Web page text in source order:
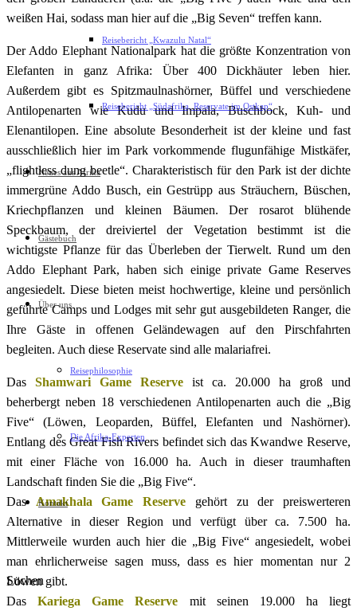
Reisebericht „Kwazulu Natal“
Reisebericht „Südafrika, Reservate im Ostkap“
Neues aus Afrika
Gästebuch
Über uns
Reisephilosophie
Die Afrika-Experten
Kontakt
Suchen
weißen Hai, sodass man hier auf die „Big Seven“ treffen kann.
Der Addo Elephant Nationalpark hat die größte Konzentration von
Elefanten in ganz Afrika: Über 400 Dickhäuter leben hier.
Außerdem gibt es Spitzmaulnashörner, Büffel und verschiedene
Antilopenarten wie Kudu und Impala, Buschbock, Kuh- und
Elenantilopen. Eine absolute Besonderheit ist der kleine und fast
ausschließlich hier im Park vorkommende flugunfähige Mistkäfer,
„flightless dung beetle“. Charakteristisch für den Park ist der dichte
immergrüne Addo Busch, ein Gestrüpp aus Sträuchern, Büschen,
Kriechpflanzen und kleinen Bäumen. Der rosarot blühende
Speckbaum, der dreiviertel der Vegetation bestimmt ist die
wichtigste Pflanze für das Überleben der Tierwelt. Rund um den
Addo Elephant Park, haben sich einige private Game Reserves
angesiedelt. Diese bieten meist hochwertige, kleine und persönlich
geführte Camps und Lodges mit sehr gut ausgebildeten Ranger, die
Ihre Gäste in offenen Geländewagen auf den Pirschfahrten
begleiten. Auch diese Reservate sind alle malariafrei.
Das Shamwari Game Reserve ist ca. 20.000 ha groß und
beherbergt neben 18 verschiedenen Antilopenarten auch die „Big
Five“ (Löwen, Leoparden, Büffel, Elefanten und Nashörner).
Entlang des Great Fish Rivers befindet sich das Kwandwe Reserve,
mit einer Fläche von 16.000 ha. Auch in dieser traumhaften
Landschaft finden Sie die „Big Five“.
Das Amakhala Game Reserve gehört zu der preiswerteren
Alternative in dieser Region und verfügt über ca. 7.500 ha.
Mittlerweile wurden auch hier die „Big Five“ angesiedelt, wobei
man ehrlicherweise sagen muss, dass es hier momentan nur 2
Löwen gibt.
DasKariega Game Reserve mit seinen 19.000 ha liegt